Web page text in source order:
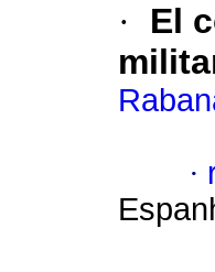
·
El
·